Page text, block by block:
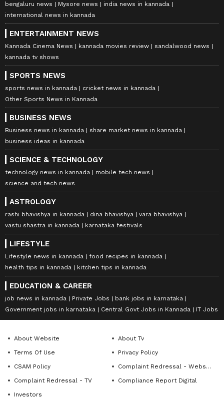
bengaluru news
Mysore news
india news in kannada
international news in kannada
ENTERTAINMENT NEWS
Kannada Cinema News kannada movies review
sandalwood news
kannada tv shows
SPORTS NEWS
sports news in kannada
cricket news in kannada
Other Sports News in Kannada
BUSINESS NEWS
Business news in kannada
share market news in kannada
business ideas in kannada
SCIENCE & TECHNOLOGY
technology news in kannada
mobile tech news
science and tech news
ASTROLOGY
rashi bhavishya in kannada dina bhavishya
vara bhavishya
vastu shastra in kannada
karnataka festivals
LIFESTYLE
Lifestyle news in kannada
food recipes in kannada
health tips in kannada
kitchen tips in kannada
EDUCATION & CAREER
job news in kannada Private Jobs
bank jobs in karnataka
Government jobs in karnataka
Central Govt Jobs in Kannada IT Jobs
About Website
About Tv
Terms Of Use
Privacy Policy
CSAM Policy
Complaint Redressal - Website
Complaint Redressal - TV
Compliance Report Digital
Investors